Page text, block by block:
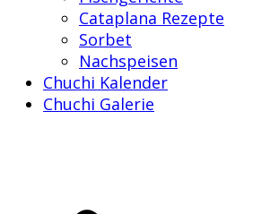
Cataplana Rezepte
Sorbet
Nachspeisen
Chuchi Kalender
Chuchi Galerie